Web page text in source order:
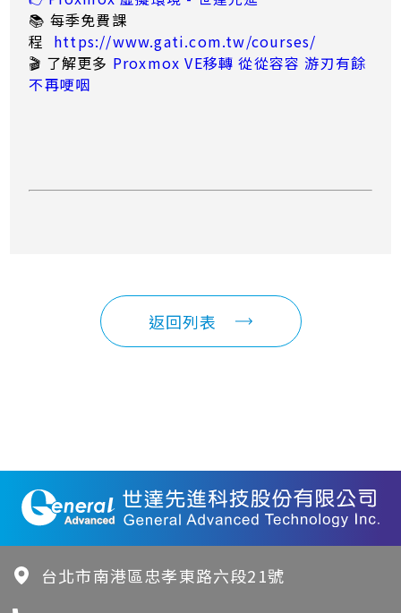
📚 每季免費課
程 https://www.gati.com.tw/courses/
🎬 了解更多 Proxmox VE移轉 從從容容 游刃有餘
不再哽咽
返回列表
台北市南港區忠孝東路六段21號